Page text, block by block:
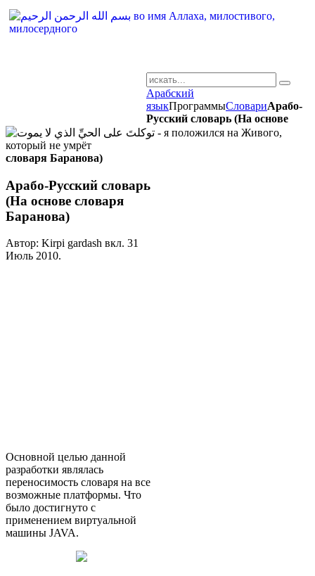
Арабский
языкПрограммыСловариАрабо-
Русский словарь (На основе
словаря Баранова)
Арабо-Русский словарь
(На основе словаря
Баранова)
Автор: Kirpi gardash вкл. 31
Июль 2010.
Основной целью данной
разработки являлась
переносимость словаря на все
возможные платформы. Что
было достигнуто с
применением виртуальной
машины JAVA.